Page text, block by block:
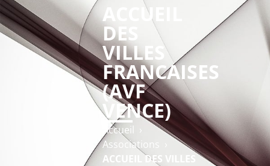
ACCUEIL
DES
VILLES
FRANCAISES
(AVF
VENCE)
Accueil
›
Associations
ACCUEIL DES VILLES